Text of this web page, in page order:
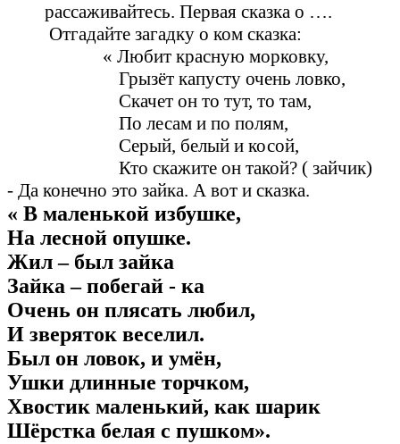
рассаживайтесь. Первая сказка о ….
Отгадайте загадку о ком сказка:
« Любит красную морковку,
Грызёт капусту очень ловко,
Скачет он то тут, то там,
По лесам и по полям,
Серый, белый и косой,
Кто скажите он такой? ( зайчик)
- Да конечно это зайка. А вот и сказка.
« В маленькой избушке,
На лесной опушке.
Жил – был зайка
Зайка – побегай - ка
Очень он плясать любил,
И зверяток веселил.
Был он ловок, и умён,
Ушки длинные торчком,
Хвостик маленький, как шарик
Шёрстка белая с пушком».